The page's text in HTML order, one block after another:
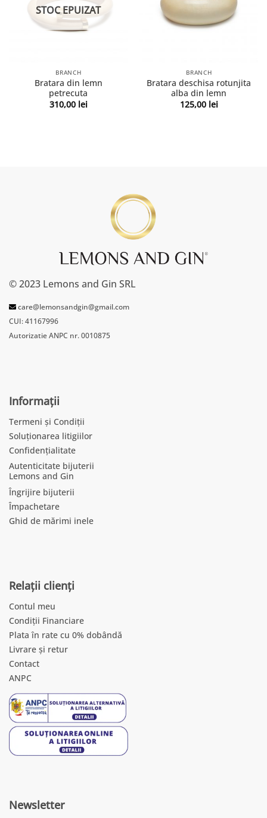
STOC EPUIZAT
BRANCH
Bratara din lemn
petrecuta
310,00 lei
BRANCH
Bratara deschisa rotunjita
alba din lemn
125,00 lei
© 2023 Lemons and Gin SRL
care@lemonsandgin@gmail.com
CUI: 41167996
Autorizatie ANPC nr. 0010875
Informații
Termeni și Condiții
Soluționarea litigiilor
Confidențialitate
Autenticitate bijuterii
Lemons and Gin
Îngrijire bijuterii
Împachetare
Ghid de mărimi inele
Relații clienți
Contul meu
Condiții Financiare
Plata în rate cu 0% dobândă
Livrare și retur
Contact
ANPC
Newsletter